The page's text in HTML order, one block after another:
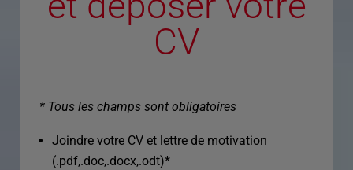
CV
* Tous les champs sont obligatoires
Joindre votre CV et lettre de motivation
(.pdf,.doc,.docx,.odt)*